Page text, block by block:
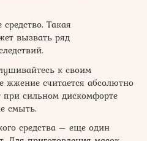
Такая
вызвать ряд
к своим
считается абсолютно
сильном дискомфорте
смыть.
средства – еще один